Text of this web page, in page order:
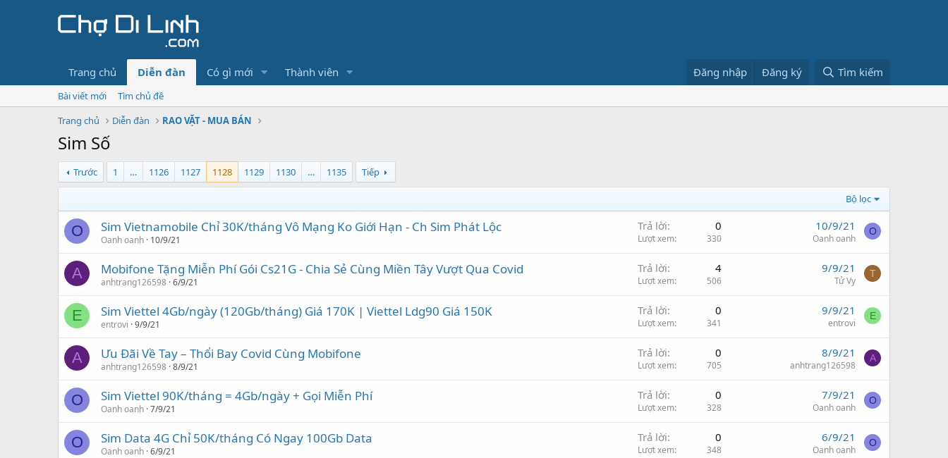
Trang chủ Diễn đàn Có gì mới Thành viên Đăng nhập Đăng ký Tìm kiếm
Bài viết mới
Tìm chủ đề
Trang chủ
Diễn đàn RAO VẶT - MUA BÁN
Sim Số
Trước 1 … 1126 1127 1128 1129 1130 … 1135 Tiếp
Bộ lọc
O Sim Vietnamobile Chỉ 30K/tháng Vô Mạng Ko Giới Hạn - Ch Sim Phát Lộc
Oanh oanh 10/9/21
Trả lời 0
Lượt xem 330
10/9/21
Oanh oanh
O
A Mobifone Tặng Miễn Phí Gói Cs21G - Chia Sẻ Cùng Miền Tây Vượt Qua Covid
anhtrang126598 6/9/21
Trả lời 4
Lượt xem 506
9/9/21
Tử Vy
T
E Sim Viettel 4Gb/ngày (120Gb/tháng) Giá 170K | Viettel Ldg90 Giá 150K
entrovi 9/9/21
Trả lời 0
Lượt xem 341
9/9/21
entrovi
E
A Ưu Đãi Về Tay – Thổi Bay Covid Cùng Mobifone
anhtrang126598 8/9/21
Trả lời 0
Lượt xem 705
8/9/21
anhtrang126598
A
O Sim Viettel 90K/tháng = 4Gb/ngày + Gọi Miễn Phí
Oanh oanh 7/9/21
Trả lời 0
Lượt xem 328
7/9/21
Oanh oanh
O
O Sim Data 4G Chỉ 50K/tháng Có Ngay 100Gb Data
Oanh oanh 6/9/21
Trả lời 0
Lượt xem 348
6/9/21
Oanh oanh
O